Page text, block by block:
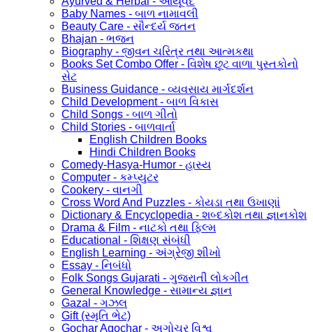
Baby Names - બાળ નામાવલી
Beauty Care - સૌન્દર્ય જતન
Bhajan - ભજન
Biography - જીવન ચરિત્ર તથા આત્મકથા
Books Set Combo Offer - વિશેષ છૂટ વાળા પુસ્તકોનો
સેટ
Business Guidance - વ્યવસાય માર્ગદર્શન
Child Development - બાળ વિકાસ
Child Songs - બાળ ગીતો
Child Stories - બાળવાર્તા
English Children Books
Hindi Children Books
Comedy-Hasya-Humor - હાસ્ય
Computer - કમ્પ્યુટર
Cookery - વાનગી
Cross Word And Puzzles - કોયડા તથા ઉખાણાં
Dictionary & Encyclopedia - શબ્દકોશ તથા જ્ઞાનકોશ
Drama & Film - નાટકો તથા ફિલ્મ
Educational - શિક્ષણ સંબંધી
English Learning - અંગ્રેજી શીખો
Essay - નિબંધો
Folk Songs Gujarati - ગુજરાતી લોકગીત
General Knowledge - સામાન્ય જ્ઞાન
Gazal - ગઝલ
Gift (સ્મૃતિ ભેટ)
Gochar Agochar - અગોચર વિશ્વ